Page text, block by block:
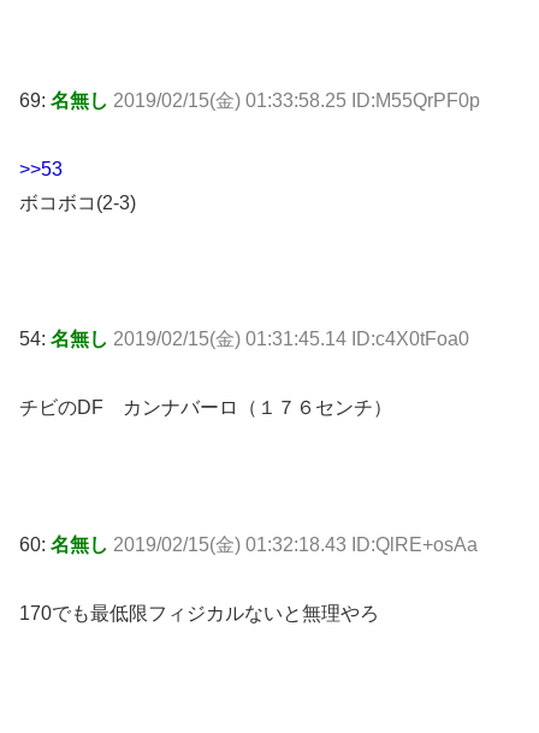
69: 名無し 2019/02/15(金) 01:33:58.25 ID:M55QrPF0p
>>53
ボコボコ(2-3)
54: 名無し 2019/02/15(金) 01:31:45.14 ID:c4X0tFoa0
チビのDF カンナバーロ（１７６センチ）
60: 名無し 2019/02/15(金) 01:32:18.43 ID:QlRE+osAa
170でも最低限フィジカルないと無理やろ